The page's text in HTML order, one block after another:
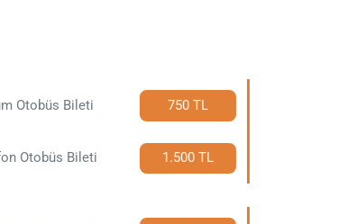
Otobüs Bileti 750 TL
Otobüs Bileti 1.500 TL